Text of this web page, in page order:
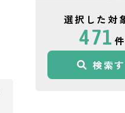
選択した対
471
検索